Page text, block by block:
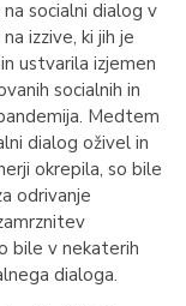
socialni dialog v
izzive, ki jih je
ustvarila izjemen
socialnih in
Medtem
dialog oživel in
okrepila, so bile
odrivanje
bile v nekaterih
dialoga.